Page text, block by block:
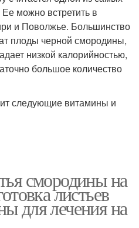
можно встретить в
и Поволжье. Большинство
плоды черной смородины,
низкой калорийностью,
большое количество
следующие витамины и
смородины на
листьев
для лечения на